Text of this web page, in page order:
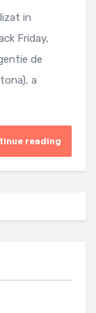
in
Friday,
de
a
reading